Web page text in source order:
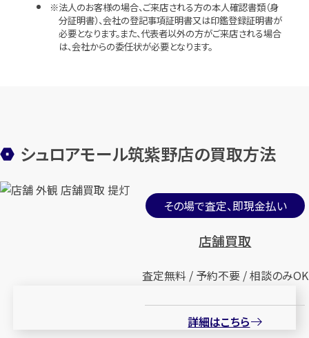
法人のお客様の場合、ご来店される方の本人確認書類（身
分証明書）、会社の登記事項証明書又は印鑑登録証明書が
必要となります。また、代表者以外の方がご来店される場合
は、会社からの委任状が必要となります。
シュロアモール筑紫野店の買取方法
その場で査定、即現金払い
店舗買取
査定無料 / 予約不要 / 相談のみOK
詳細はこちら